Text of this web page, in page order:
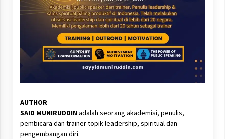
AUTHOR
SAID MUNIRUDDINadalah seorang akademisi, penulis,
pembicara dan trainer topik leadership, spiritual dan
pengembangan diri.